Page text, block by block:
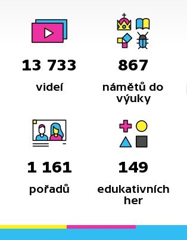
13 733
videí
867
námětů do
výuky
1 161
pořadů
149
edukativních
her